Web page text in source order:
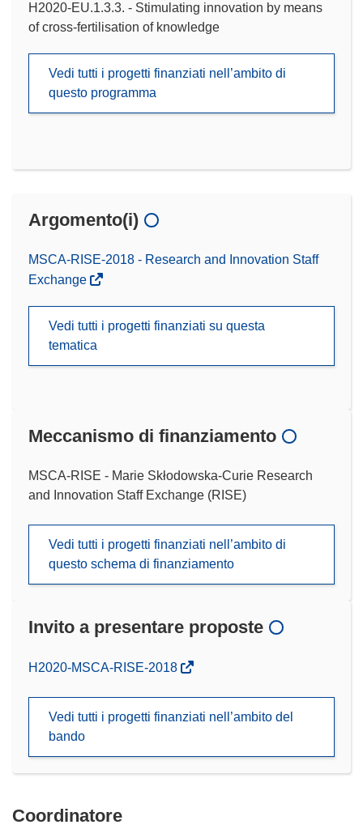
H2020-EU.1.3.3. - Stimulating innovation by means
of cross-fertilisation of knowledge
Vedi tutti i progetti finanziati nell’ambito di
questo programma
Argomento(i)
MSCA-RISE-2018 - Research and Innovation Staff
Exchange
Vedi tutti i progetti finanziati su questa
tematica
Meccanismo di finanziamento
MSCA-RISE - Marie Skłodowska-Curie Research
and Innovation Staff Exchange (RISE)
Vedi tutti i progetti finanziati nell’ambito di
questo schema di finanziamento
Invito a presentare proposte
(si
nuova
H2020-MSCA-RISE-2018
Vedi tutti i progetti finanziati nell’ambito del
bando
Coordinatore